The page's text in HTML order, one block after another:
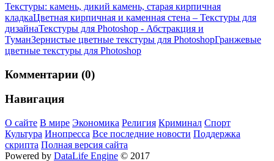
Текстуры: камень, дикий камень, старая кирпичная
кладкаЦветная кирпичная и каменная стена – Текстуры для
дизайнаТекстуры для Photoshop - Абстракция и
ТуманЗернистые цветные текстуры для PhotoshopГранжевые
цветные текстуры для Photoshop
Комментарии (0)
Навигация
О сайте В мире Экономика Религия Криминал Спорт
Культура Инопресса Все последние новости Поддержка
скрипта Полная версия сайта
Powered by DataLife Engine © 2017